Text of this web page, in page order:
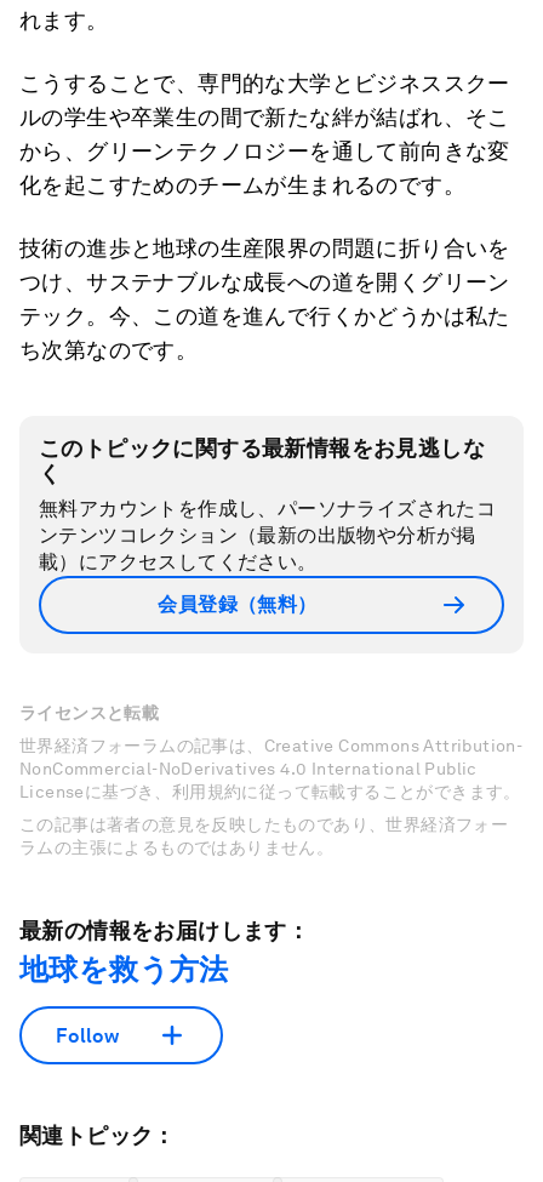
れます。
こうすることで、専門的な大学とビジネススクー
ルの学生や卒業生の間で新たな絆が結ばれ、そこ
から、グリーンテクノロジーを通して前向きな変
化を起こすためのチームが生まれるのです。
技術の進歩と地球の生産限界の問題に折り合いを
つけ、サステナブルな成長への道を開くグリーン
テック。今、この道を進んで行くかどうかは私た
ち次第なのです。
このトピックに関する最新情報をお見逃しな
く
無料アカウントを作成し、パーソナライズされたコ
ンテンツコレクション（最新の出版物や分析が掲
載）にアクセスしてください。
会員登録（無料）
ライセンスと転載
世界経済フォーラムの記事は、Creative Commons Attribution-
NonCommercial-NoDerivatives 4.0 International Public
Licenseに基づき、利用規約に従って転載することができます。
この記事は著者の意見を反映したものであり、世界経済フォー
ラムの主張によるものではありません。
最新の情報をお届けします：
地球を救う方法
Follow
関連トピック：